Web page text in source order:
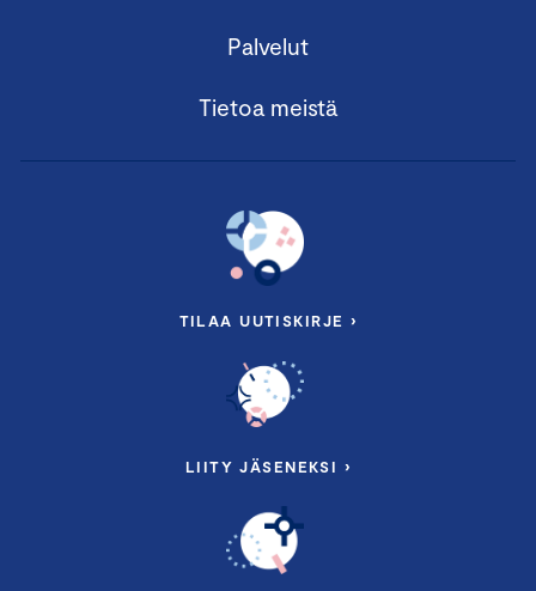
Palvelut
Tietoa meistä
TILAA UUTISKIRJE ›
LIITY JÄSENEKSI ›